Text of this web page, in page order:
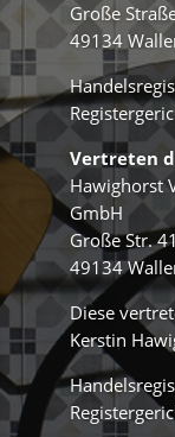
Große
49134
Vertreten
Hawighorst
GmbH
Große Str.
49134
Diese
Kerstin